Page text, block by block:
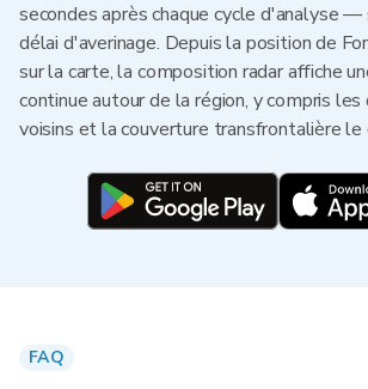
secondes après chaque cycle d'analyse —
délai d'averinage. Depuis la position de
sur la carte, la composition radar affiche
continue autour de la région, y compris
voisins et la couverture transfrontalière le
FAQ